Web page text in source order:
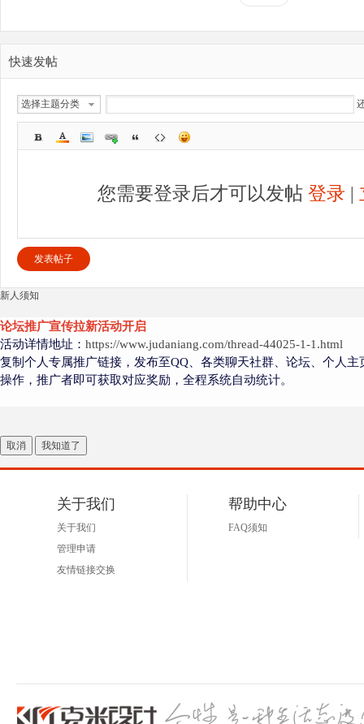
快速发帖
选择主题分类
您需要登录后才可以发帖登录 |
发表帖子
新人须知
论坛推广宣传拉新活动开启
活动详情地址： https://www.judaniang.com/thread-44025-1-1.html
复制个人专属推广链接，发布至QQ、各类聊天社群、论坛、个人
操作，推广者即可获取对应奖励，全程系统自动统计。
取消 我知道了
关于我们
关于我们
管理申请
友情链接交换
帮助中心
FAQ须知